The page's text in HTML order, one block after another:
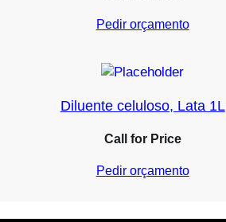
Pedir orçamento
Diluente celuloso, Lata 1L
Call for Price
Pedir orçamento